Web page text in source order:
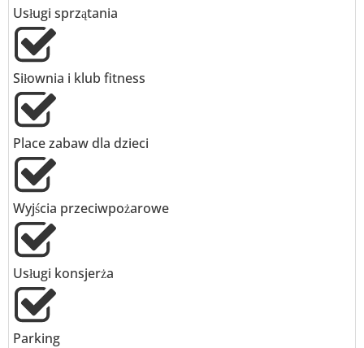
Usługi sprzątania
Siłownia i klub fitness
Place zabaw dla dzieci
Wyjścia przeciwpożarowe
Usługi konsjerża
Parking